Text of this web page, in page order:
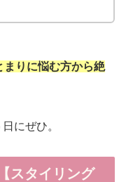
りに悩む方から絶
にぜひ。
スタイリング